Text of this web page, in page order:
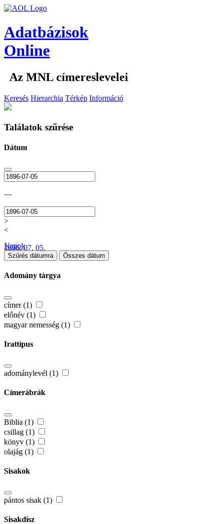
Adatbázisok
Online
Az MNL címereslevelei
Keresés Hierarchia Térkép Információ
Találatok szűrése
Dátum
—
>
<
1896. 07. 05.
Napok
Szűrés dátumra Összes dátum
Adomány tárgya
címer (1)
előnév (1)
magyar nemesség (1)
Irattípus
adománylevél (1)
Címerábrák
Biblia (1)
csillag (1)
könyv (1)
olajág (1)
Sisakok
pántos sisak (1)
Sisakdísz